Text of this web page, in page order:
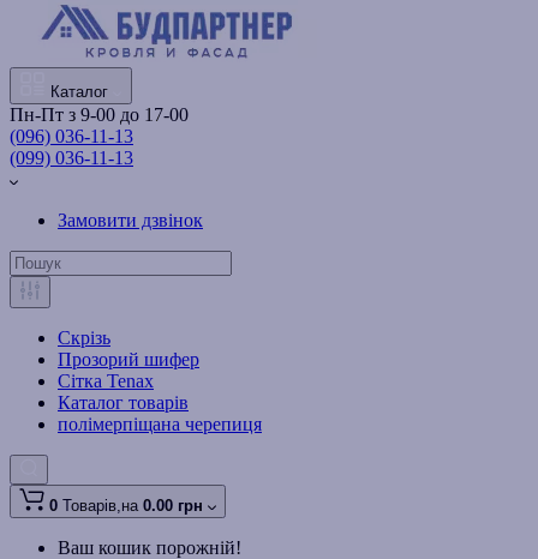
Каталог
Пн-Пт з 9-00 до 17-00
(096) 036-11-13
(099) 036-11-13
Замовити дзвінок
Скрізь
Прозорий шифер
Сітка Tenax
Каталог товарів
полімерпіщана черепиця
0 Товарів,на 0.00 грн
Ваш кошик порожній!